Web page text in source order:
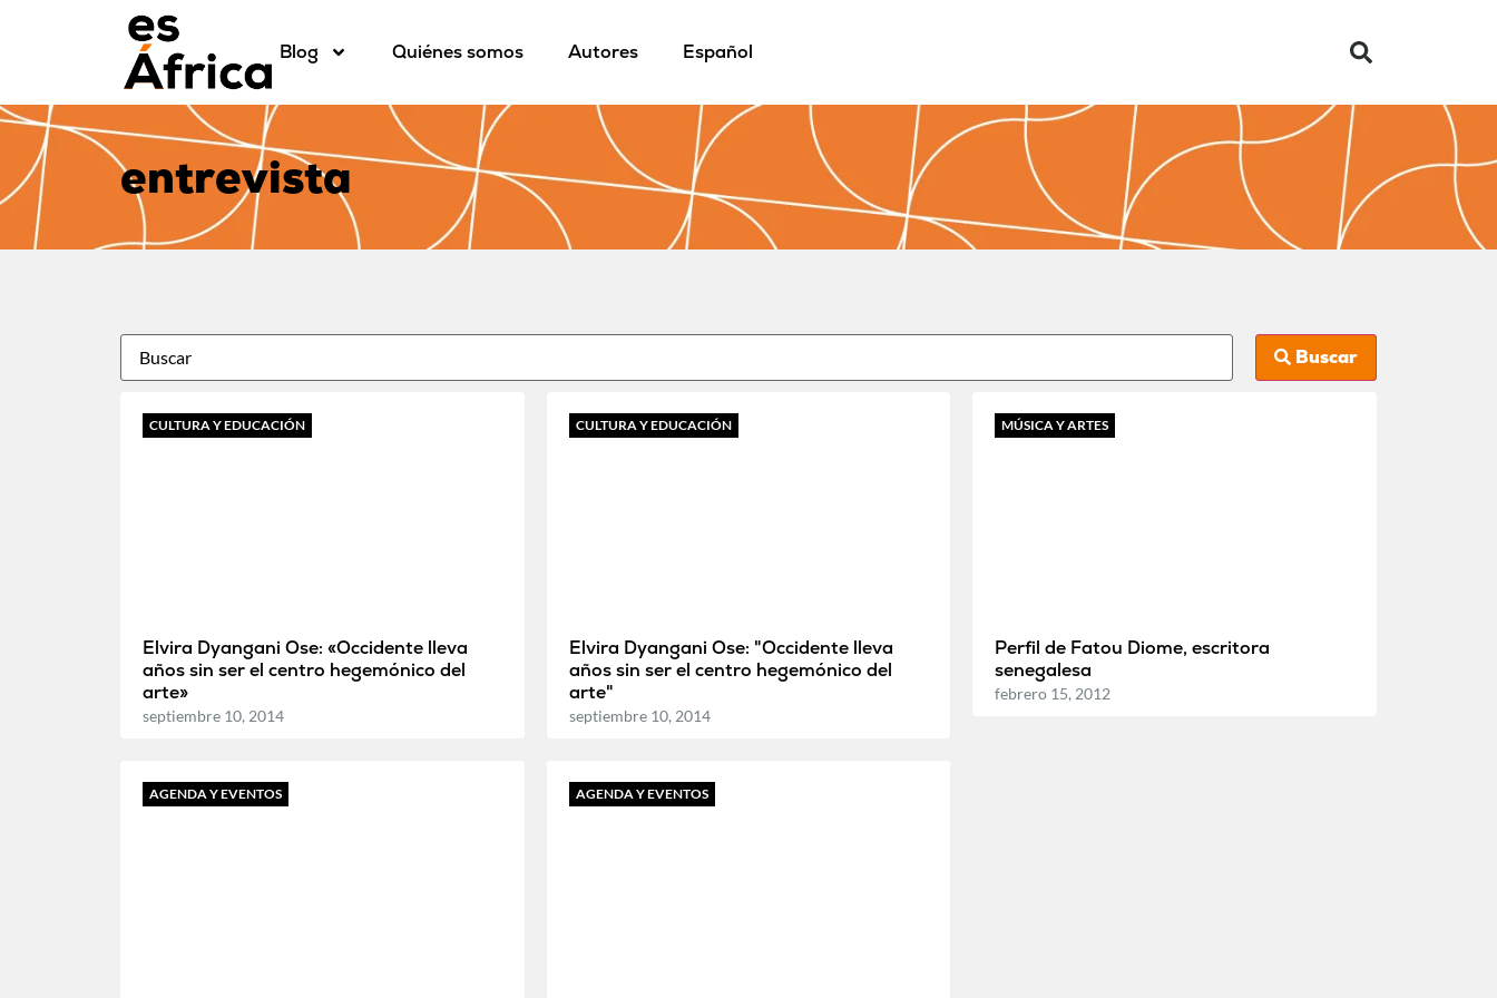
Blog Quiénes somos Autores Español
entrevista
Buscar
CULTURA Y EDUCACIÓN
Elvira Dyangani Ose: «Occidente lleva
años sin ser el centro hegemónico del
arte»
septiembre 10, 2014
CULTURA Y EDUCACIÓN
Elvira Dyangani Ose: "Occidente lleva
años sin ser el centro hegemónico del
arte"
septiembre 10, 2014
MÚSICA Y ARTES
Perfil de Fatou Diome, escritora
senegalesa
febrero 15, 2012
AGENDA Y EVENTOS AGENDA Y EVENTOS